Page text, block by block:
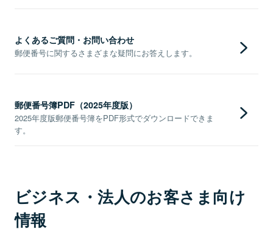
よくあるご質問・お問い合わせ
郵便番号に関するさまざまな疑問にお答えします。
郵便番号簿PDF（2025年度版）
2025年度版郵便番号簿をPDF形式でダウンロードできま
す。
ビジネス・法人のお客さま向け
情報